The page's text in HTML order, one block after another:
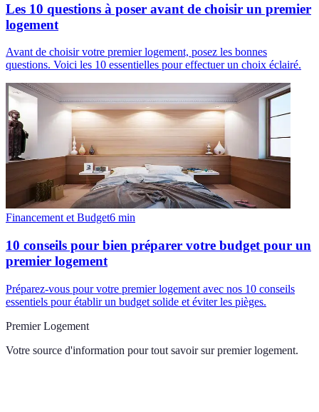
Les 10 questions à poser avant de choisir un premier
logement
Avant de choisir votre premier logement, posez les bonnes
questions. Voici les 10 essentielles pour effectuer un choix éclairé.
Financement et Budget6 min
10 conseils pour bien préparer votre budget pour un
premier logement
Préparez-vous pour votre premier logement avec nos 10 conseils
essentiels pour établir un budget solide et éviter les pièges.
Premier Logement
Votre source d'information pour tout savoir sur premier logement.